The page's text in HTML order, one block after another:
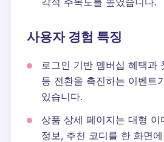
사용자 경험 특징
로그인 기반 멤버십 혜택과
등 전환을 촉진하는 이벤트
있습니다.
상품 상세 페이지는 대형 이
정보, 추천 코디를 한 화면